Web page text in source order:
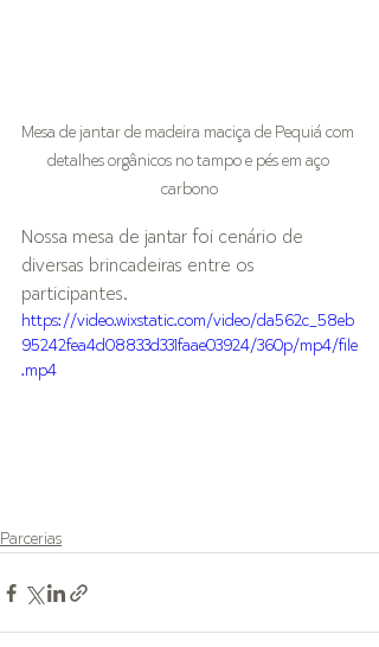
Mesa de jantar de madeira maciça de Pequiá com
detalhes orgânicos no tampo e pés em aço
carbono
Nossa mesa de jantar foi cenário de
diversas brincadeiras entre os
participantes.
https://video.wixstatic.com/video/da562c_58eb
95242fea4d08833d331faae03924/360p/mp4/file
.mp4
Parcerias